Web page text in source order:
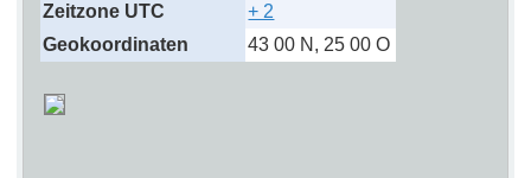
Zeitzone UTC
+ 2
Geokoordinaten
43 00 N, 25 00 O